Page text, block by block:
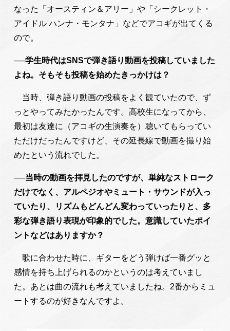
なった「オースティン＆アリー」や「シークレット・
アイドル ハンナ・モンタナ」などでアコギが出てくる
ので。
──学生時代はSNSで弾き語り動画を投稿していました
よね。そもそも投稿を始めたきっかけは？
当時、弾き語り動画の投稿をよく観ていたので、ず
っとやってみたかったんです。高校生になってから、
最初は友達に（アコギの生演奏を）聴いてもらってい
ただけだったんですけど、その延長線で動画を撮り始
めたという流れでした。
──当時の動画を拝見したのですが、単純なストローク
だけでなく、アルペジオやミュート・サウンドが入っ
ていたり、リズムもどんどん変わっていったりと、多
彩な弾き語り表現が印象的でした。意識していたポイ
ントなどはありますか？
歌に合わせた時に、ギターをどう弾けば一番グッと
感情を持ち上げられるのかというのは考えていまし
た。あとは曲の流れも考えていましたね。2番からミュ
ートするのが好きなんですよ。